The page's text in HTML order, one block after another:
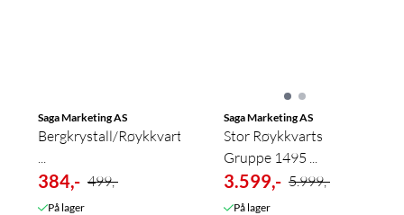
Saga Marketing AS
Bergkrystall/Røykkvarts
384,- 499,-
På lager
Saga Marketing AS
Stor Røykkvarts
Gruppe 1495 ...
3.599,- 5.999,-
På lager